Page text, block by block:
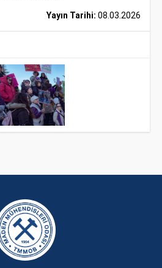
Yayın Tarihi: 08.03.2026